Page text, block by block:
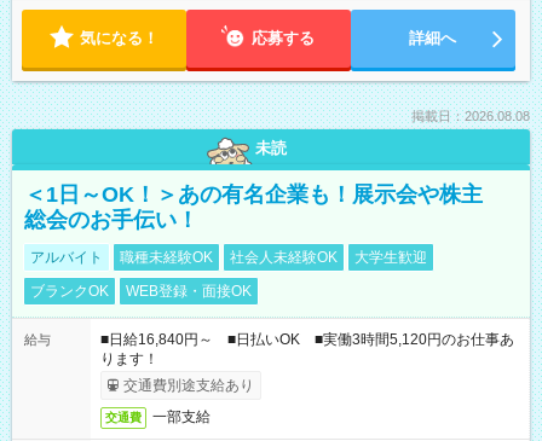
気になる！ 応募する 詳細へ
掲載日：2026.08.08
未読
＜1日～OK！＞あの有名企業も！展示会や株主
総会のお手伝い！
アルバイト 職種未経験OK 社会人未経験OK
大学生歓迎
ブランクOK
WEB登録・面接OK
給与
■日給16,840円～ ■日払いOK ■実働3時間5,120円のお仕事あ
ります！
交通費別途支給あり
交通費 一部支給